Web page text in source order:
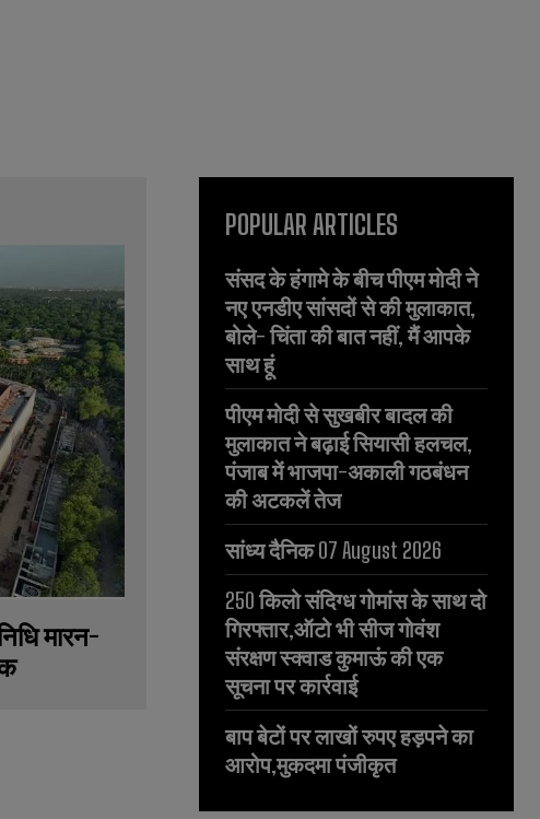
मारन-
POPULAR ARTICLES
संसद के हंगामे के बीच पीएम मोदी ने
नए एनडीए सांसदों से की मुलाकात,
बोले- चिंता की बात नहीं, मैं आपके
साथ हूं
पीएम मोदी से सुखबीर बादल की
मुलाकात ने बढ़ाई सियासी हलचल,
पंजाब में भाजपा-अकाली गठबंधन
की अटकलें तेज
सांध्य दैनिक 07 August 2026
250 किलो संदिग्ध गोमांस के साथ दो
गिरफ्तार,ऑटो भी सीज गोवंश
संरक्षण स्क्वाड कुमाऊं की एक
सूचना पर कार्रवाई
बाप बेटों पर लाखों रुपए हड़पने का
आरोप,मुकदमा पंजीकृत